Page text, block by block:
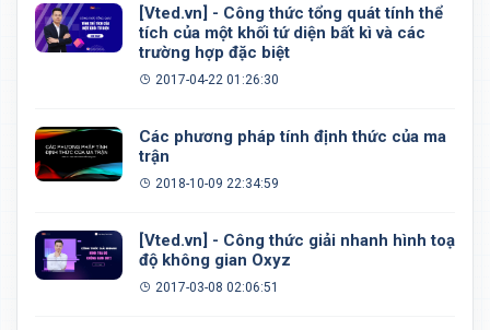
[Vted.vn] - Công thức tổng quát tính thể
tích của một khối tứ diện bất kì và các
trường hợp đặc biệt
2017-04-22 01:26:30
Các phương pháp tính định thức của ma
trận
2018-10-09 22:34:59
[Vted.vn] - Công thức giải nhanh hình toạ
độ không gian Oxyz
2017-03-08 02:06:51